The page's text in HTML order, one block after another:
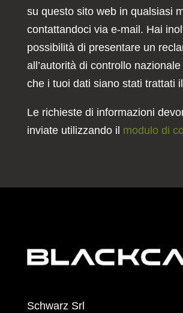
su questo sito web in qualsiasi
contattandoci via e-mail. Hai
possibilità di presentare un
all’autorità di controllo
che i tuoi dati siano stati trattati
Le richieste di informazioni
inviate utilizzando il modulo di
Schwarz Srl